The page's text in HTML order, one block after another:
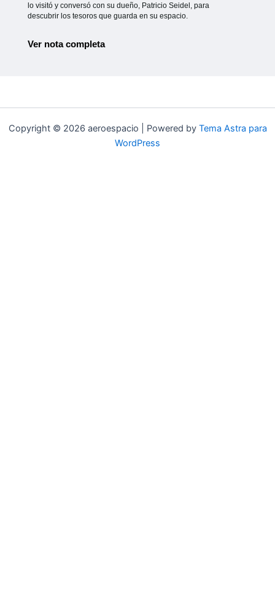
lo visitó y conversó con su dueño, Patricio Seidel, para
descubrir los tesoros que guarda en su espacio.
Ver nota completa
Copyright © 2026 aeroespacio | Powered by Tema Astra para
WordPress